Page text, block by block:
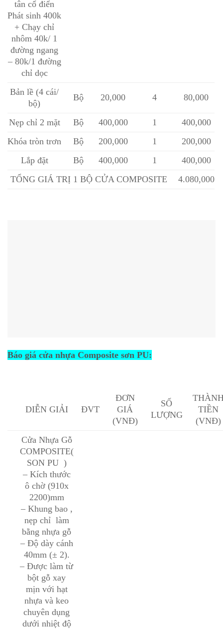
tân cổ điển
Phát sinh 400k
+ Chạy chỉ
nhôm 40k/ 1
đường ngang
– 80k/1 đường
chỉ dọc
Bản lề (4 cái/
bộ)
Bộ 20,000 4 80,000
Nẹp chỉ 2 mặt Bộ 400,000 1
400,000
Khóa tròn trơn
Bộ 200,000 1
200,000
Lắp đặt
Bộ 400,000 1
400,000
TỔNG GIÁ TRỊ 1 BỘ CỬA COMPOSITE
4.080,000
Báo giá cửa nhựa Composite sơn PU:
DIỄN GIẢI ĐVT
ĐƠN
GIÁ
(VNĐ)
SỐ
LƯỢNG
TIỀN
(VNĐ)
Cửa Nhựa Gỗ
COMPOSITE(
SON PU )
– Kích thước
ô chờ (910x
2200)mm
– Khung bao ,
nẹp chỉ làm
bằng nhựa gỗ
– Độ dày cánh
40mm (± 2).
– Được làm từ
bột gỗ xay
mịn với hạt
nhựa và keo
chuyên dụng
dưới nhiệt độ